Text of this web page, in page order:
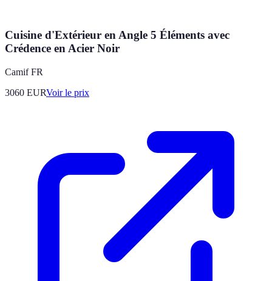
Cuisine d'Extérieur en Angle 5 Éléments avec
Crédence en Acier Noir
Camif FR
3060 EURVoir le prix